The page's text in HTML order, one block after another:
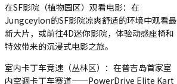
在SF影院（植物园区）观看电影：在
Jungceylon的SF影院凉爽舒适的环境中观看最
新大片，或前往4D迷你影院，体验动感座椅和
特效带来的沉浸式电影之旅。
室内卡丁车竞速（丛林区）：在普吉岛首家室
内空调卡丁车赛道——PowerDrive Elite Kart